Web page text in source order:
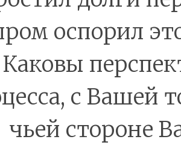
оспорил
Каковы
с Вашей
чьей стороне